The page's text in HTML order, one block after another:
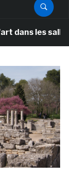
les salles de